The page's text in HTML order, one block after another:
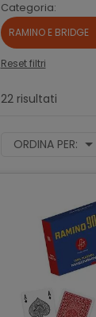
Categoria:
RAMINO E BRIDGE
Reset filtri
22 risultati
ORDINA PER: